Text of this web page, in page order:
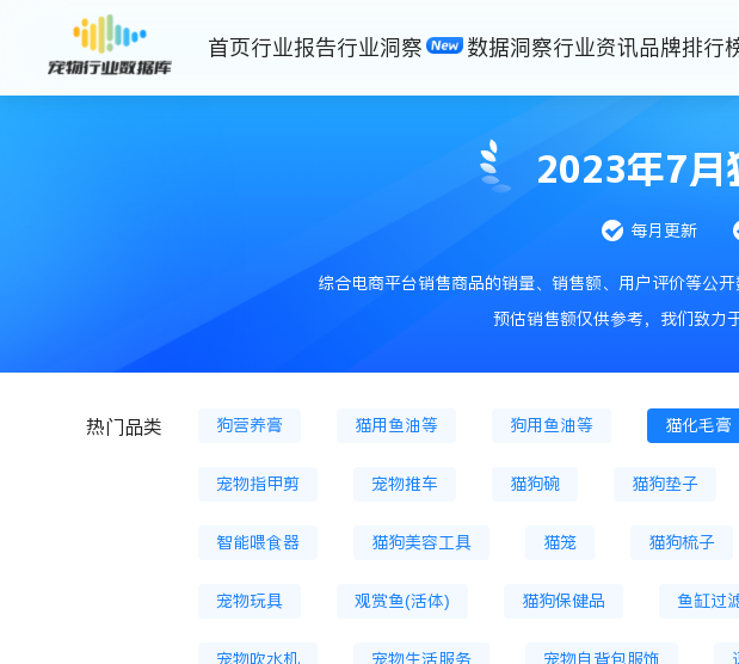
首页行业报告行业洞察 数据洞察行业资讯品牌排行
2023年7月
每月更新
综合电商平台销售商品的销量、销售额、用户评价等公
预估销售额仅供参考，我们致力
热门品类
狗冻干主粮 狗处方粮
狗磨牙棒 储
狗营养膏 猫用鱼油等 狗用鱼油等 猫化毛膏
宠物指甲剪 宠物推车 猫狗碗 猫狗垫子
智能喂食器 猫狗美容工具 猫笼 猫狗梳子
宠物玩具 观赏鱼(活体) 猫狗保健品 鱼缸过
宠物吹水机 宠物生活服务 宠物自背包服饰